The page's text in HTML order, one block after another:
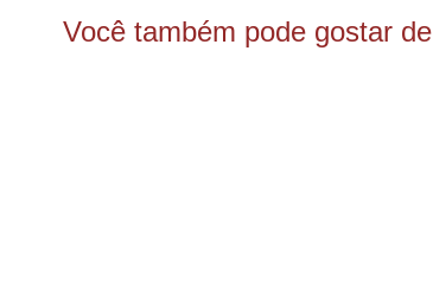
Você também pode gostar de